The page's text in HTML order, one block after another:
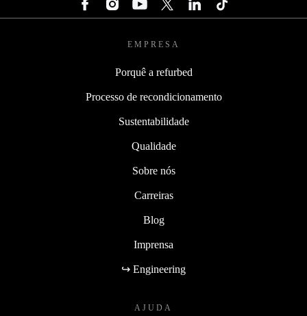
EMPRESA
Porquê a refurbed
Processo de recondicionamento
Sustentabilidade
Qualidade
Sobre nós
Carreiras
Blog
Imprensa
↪ Engineering
AJUDA